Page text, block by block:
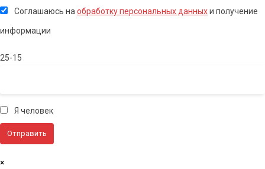
Соглашаюсь на обработку персональных данныхи получение
информации
25-15
Я человек
×